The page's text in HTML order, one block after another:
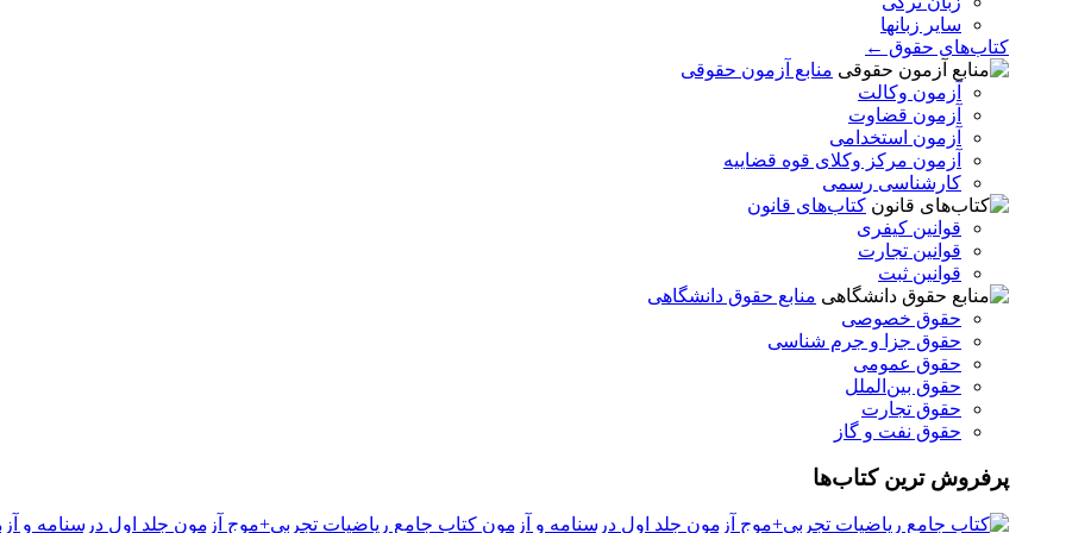
سایر زبانها
کتاب‌های حقوق ←
منابع آزمون حقوقی
آزمون وکالت
آزمون قضاوت
آزمون استخدامی
آزمون مرکز وکلای قوه قضاییه
کارشناسی رسمی
کتاب‌های قانون
قوانین کیفری
قوانین تجارت
قوانین ثبت
منابع حقوق دانشگاهی
حقوق خصوصی
حقوق جزا و جرم شناسی
حقوق عمومی
حقوق بین‌الملل
حقوق تجارت
حقوق نفت و گاز
پرفروش ترین کتاب‌ها
کتاب جامع ریاضیات تجربی+موج آزمون جلد اول درسنامه و